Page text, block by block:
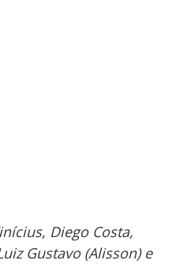
Diego Costa,
Gustavo (Alisson) e